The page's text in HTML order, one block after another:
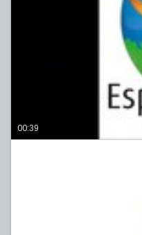
00:39